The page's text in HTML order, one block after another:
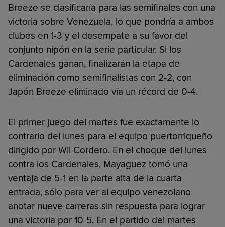
Breeze se clasificaría para las semifinales con una
victoria sobre Venezuela, lo que pondría a ambos
clubes en 1-3 y el desempate a su favor del
conjunto nipón en la serie particular. Si los
Cardenales ganan, finalizarán la etapa de
eliminación como semifinalistas con 2-2, con
Japón Breeze eliminado vía un récord de 0-4.
El primer juego del martes fue exactamente lo
contrario del lunes para el equipo puertorriqueño
dirigido por Wil Cordero. En el choque del lunes
contra los Cardenales, Mayagüez tomó una
ventaja de 5-1 en la parte alta de la cuarta
entrada, sólo para ver al equipo venezolano
anotar nueve carreras sin respuesta para lograr
una victoria por 10-5. En el partido del martes